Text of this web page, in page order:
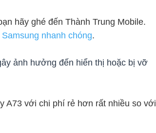
hãy ghé đến Thành Trung Mobile.
nhanh chóng.
ảnh hưởng đến hiển thị hoặc bị vỡ
A73 với chi phí rẻ hơn rất nhiều so với